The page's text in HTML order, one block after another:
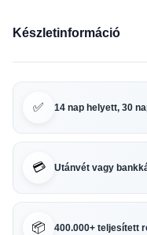
Készletinformáció
✅ 14 nap helyett, 30
💳 Utánvét vagy
📦 400.000+ teljesített